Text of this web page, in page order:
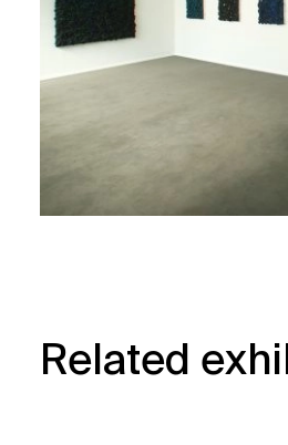
Related